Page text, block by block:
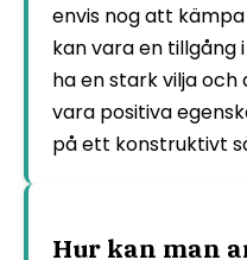
envis nog att
kan vara en tillgång
ha en stark vilja
vara positiva
på ett konstruktivt
Hur kan man